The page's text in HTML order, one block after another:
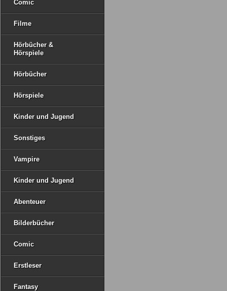
Comic
Filme
Hörbücher &
Hörspiele
Hörbücher
Hörspiele
Kinder und Jugend
Sonstiges
Vampire
Kinder und Jugend
Abenteuer
Bilderbücher
Comic
Erstleser
Fantasy